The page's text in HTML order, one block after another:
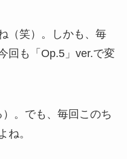
（笑）。しかも、毎
回も「Op.5」ver.で変
。でも、毎回このち
ね。